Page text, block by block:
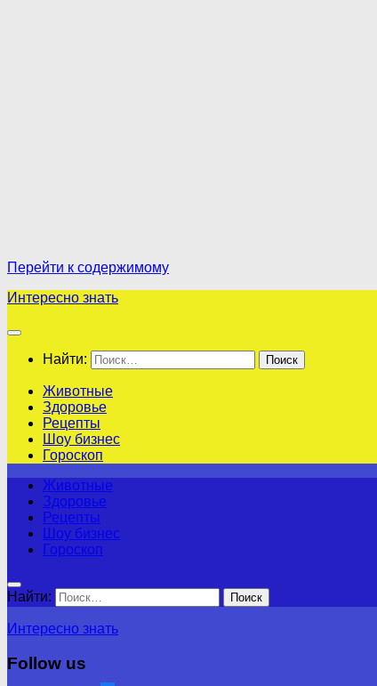
Перейти к содержимому
Интересно знать
Найти:
Животные
Здоровье
Рецепты
Шоу бизнес
Гороскоп
Животные
Здоровье
Рецепты
Шоу бизнес
Гороскоп
Найти:
Интересно знать
Follow us